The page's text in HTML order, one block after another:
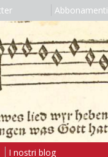
Abbonamenti
I nostri blog